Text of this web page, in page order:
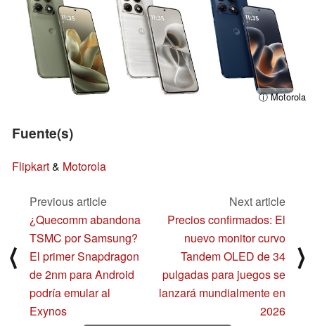
ⓘ Motorola
Fuente(s)
Flipkart& Motorola
⟨
Previous article
¿Quecomm abandona
TSMC por Samsung?
El primer Snapdragon
de 2nm para Android
podría emular al
Exynos
Next article
Precios confirmados: El
nuevo monitor curvo
Tandem OLED de 34
pulgadas para juegos se
lanzará mundialmente en
2026
⟩